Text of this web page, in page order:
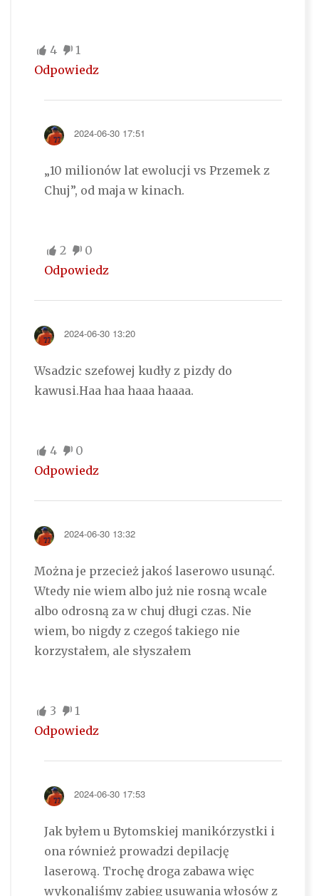
4
1
Odpowiedz
2024-06-30 17:51
„10 milionów lat ewolucji vs Przemek z
Chuj”, od maja w kinach.
2
0
Odpowiedz
2024-06-30 13:20
Wsadzic szefowej kudły z pizdy do
kawusi.Haa haa haaa haaaa.
4
0
Odpowiedz
2024-06-30 13:32
Można je przecież jakoś laserowo usunąć.
Wtedy nie wiem albo już nie rosną wcale
albo odrosną za w chuj długi czas. Nie
wiem, bo nigdy z czegoś takiego nie
korzystałem, ale słyszałem
3
1
Odpowiedz
2024-06-30 17:53
Jak byłem u Bytomskiej manikórzystki i
ona również prowadzi depilację
laserową. Trochę droga zabawa więc
wykonaliśmy zabieg usuwania włosów z